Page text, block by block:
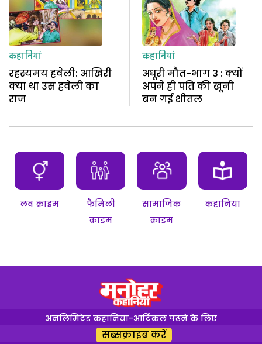
कहानियां
रहस्यमय हवेली: आखिरी
क्या था उस हवेली का
राज
कहानियां
अधूरी मौत-भाग 3 : क्यों
अपने ही पति की खूनी
बन गई शीतल
लव क्राइम
फैमिली
क्राइम
सामाजिक
क्राइम
कहानियां
अनलिमिटेड कहानियां-आर्टिकल पढ़ने के लिए
सब्सक्राइब करें